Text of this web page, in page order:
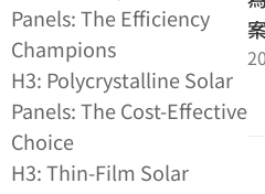
Panels: The Efficiency
Champions
H3: Polycrystalline Solar
Panels: The Cost-Effective
Choice
H3: Thin-Film Solar